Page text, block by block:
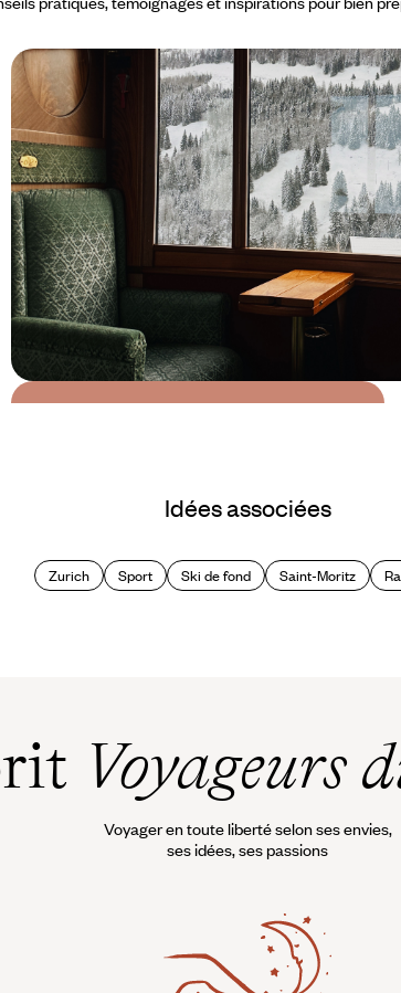
Idées associées
Zurich Sport Ski de fond Saint-Moritz
Voyageurs
Voyager en toute liberté selon ses envies,
ses idées, ses passions